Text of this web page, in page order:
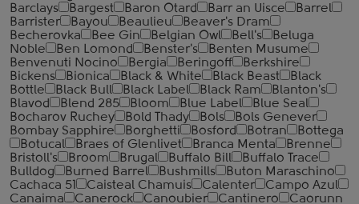
Barclays
Bargest Baron Otard Barr an Uisce
Barrel
Barrister
Bayou Beaulieu
Beaver's Dram
Becherovka
Bee Gin Belgian Owl Bell's
Beluga
Noble
Ben Lomond Benster's
Benten Musume
Benvenuti Nocino
Bergia Beringoff
Berkshire
Bickens
Bionica Black & White Black Beast
Black
Bottle
Black Bull Black Label Black Ram
Blanton's
Blavod
Blend 285 Bloom Blue Label
Blue Seal
Bocharov Ruchey
Bold Thady Bols
Bols Genever
Bombay Sapphire
Borghetti Bosford Botran
Bottega
Botucal
Braes of Glenlivet Branca Menta
Brenne
Bristoll's
Broom Brugal Buffalo Bill
Buffalo Trace
Bulldog
Burned Barrel Bushmills
Buton Maraschino
Cachaca 51
Caisteal Chamuis Calenter
Campo Azul
Canaima
Canerock Canoubier Cantinero
Caorunn